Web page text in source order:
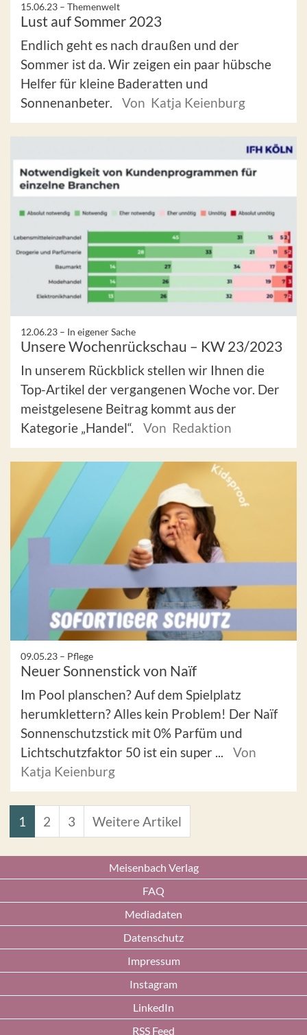
15.06.23 – Themenwelt
Lust auf Sommer 2023
Endlich geht es nach draußen und der
Sommer ist da. Wir zeigen ein paar hübsche
Helfer für kleine Baderatten und
Sonnenanbeter.
Von Katja Keienburg
12.06.23 – In eigener Sache
Unsere Wochenrückschau – KW 23/2023
In unserem Rückblick stellen wir Ihnen die
Top-Artikel der vergangenen Woche vor. Der
meistgelesene Beitrag kommt aus der
Kategorie „Handel“.
Von Redaktion
09.05.23 – Pflege
Neuer Sonnenstick von Naïf
Im Pool planschen? Auf dem Spielplatz
herumklettern? Alles kein Problem! Der Naïf
Sonnenschutzstick mit 0% Parfüm und
Lichtschutzfaktor 50 ist ein super ...
Von
Katja Keienburg
1 2 3 Weitere Artikel
Meisenbach Verlag
FAQ
Mediadaten
Datenschutz
Impressum
Instagram
LinkedIn
RSS Feed